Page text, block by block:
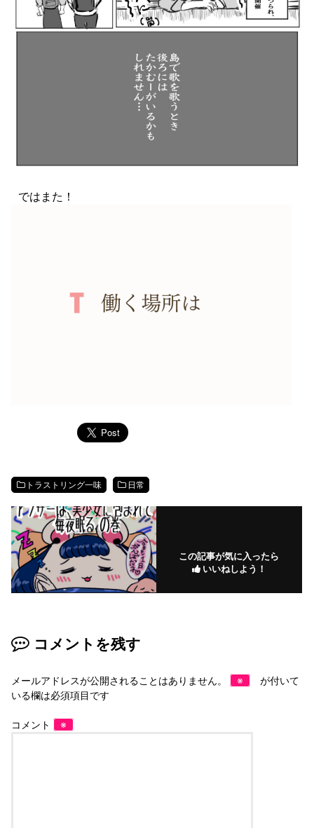
ではまた！
トラストリング一味 日常
この記事が気に入ったら
いいねしよう！
コメントを残す
メールアドレスが公開されることはありません。 ※
が付いて
いる欄は必須項目です
コメント ※